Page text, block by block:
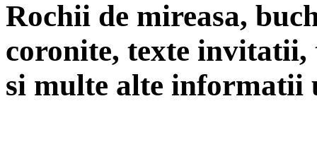
Rochii de mireasa,
coronite, texte
si multe alte informatii